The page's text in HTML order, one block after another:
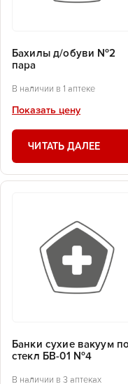
Бахилы д/обуви №2
пара
В наличии в 1 аптеке
Показать цену
ЧИТАТЬ ДАЛЕЕ
Банки сухие вакуум
стекл БВ-01 №4
В наличии в 3 аптеках